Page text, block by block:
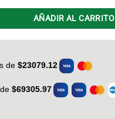
AÑADIR AL CARRITO